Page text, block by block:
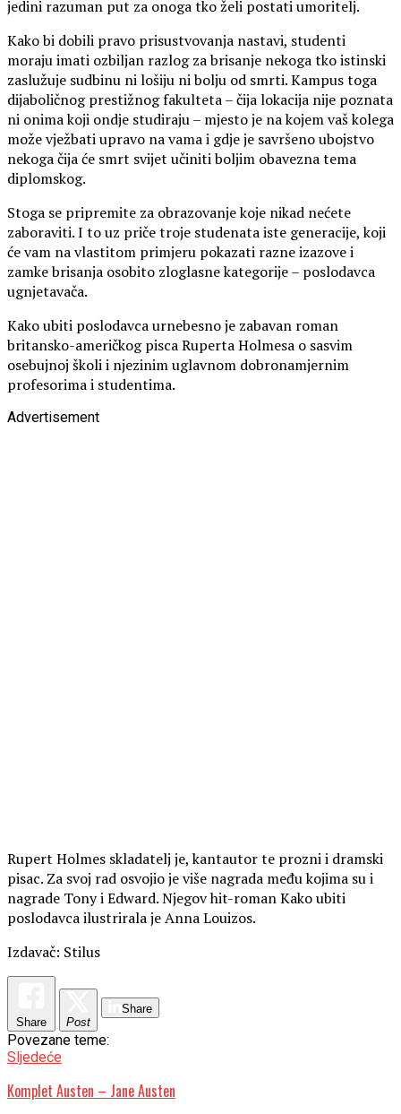
jedini razuman put za onoga tko želi postati umoritelj.
Kako bi dobili pravo prisustvovanja nastavi, studenti
moraju imati ozbiljan razlog za brisanje nekoga tko istinski
zaslužuje sudbinu ni lošiju ni bolju od smrti. Kampus toga
dijaboličnog prestižnog fakulteta – čija lokacija nije poznata
ni onima koji ondje studiraju – mjesto je na kojem vaš kolega
može vježbati upravo na vama i gdje je savršeno ubojstvo
nekoga čija će smrt svijet učiniti boljim obavezna tema
diplomskog.
Stoga se pripremite za obrazovanje koje nikad nećete
zaboraviti. I to uz priče troje studenata iste generacije, koji
će vam na vlastitom primjeru pokazati razne izazove i
zamke brisanja osobito zloglasne kategorije – poslodavca
ugnjetavača.
Kako ubiti poslodavca urnebesno je zabavan roman
britansko-američkog pisca Ruperta Holmesa o sasvim
osebujnoj školi i njezinim uglavnom dobronamjernim
profesorima i studentima.
Advertisement
Rupert Holmes skladatelj je, kantautor te prozni i dramski
pisac. Za svoj rad osvojio je više nagrada među kojima su i
nagrade Tony i Edward. Njegov hit-roman Kako ubiti
poslodavca ilustrirala je Anna Louizos.
Izdavač: Stilus
Share Post
Share
Povezane teme:
Sljedeće
Komplet Austen – Jane Austen